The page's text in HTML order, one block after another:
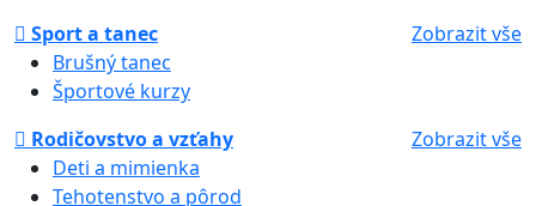
Sport a tanec
Zobrazit vše
Brušný tanec
Športové kurzy
Rodičovstvo a vzťahy
Zobrazit vše
Deti a mimienka
Tehotenstvo a pôrod